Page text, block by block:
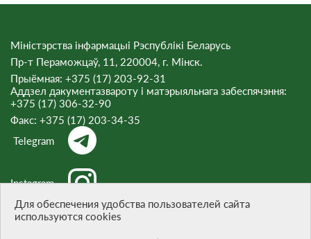
Міністэрства інфармацыі Рэспублікі Беларусь
Пр-т Пераможцаў, 11, 220004, г. Мінск.
Прыёмная: +375 (17) 203-92-31
Аддзел дакументазвароту і матэрыяльнага забеспячэння:
+375 (17) 306-32-90
Факс: +375 (17) 203-34-35
Telegram
Instagram
Для обеспечения удобства пользователей сайта
используются cookies